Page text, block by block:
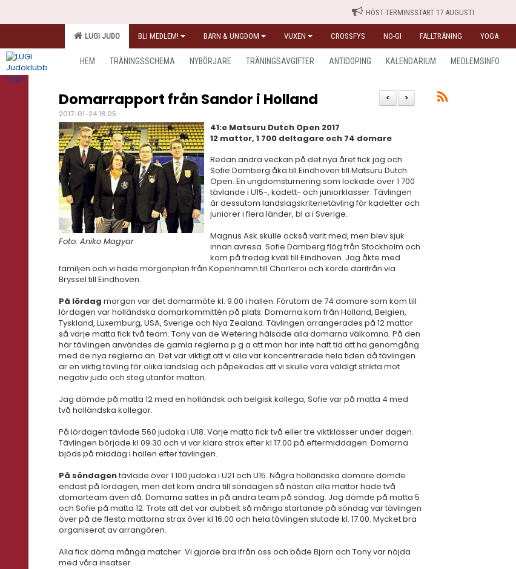
HÖST-TERMINSSTART 17 AUGUSTI
LUGI JUDO BLI MEDLEM! BARN & UNGDOM VUXEN CROSSFYS NO-GI FALLTRÄNING YOGA
HEM TRÄNINGSSCHEMA NYBÖRJARE TRÄNINGSAVGIFTER ANTIDOPING KALENDARIUM MEDLEMSINFO
>
<
Domarrapport från Sandor i Holland
2017-01-24 16:05
Foto: Aniko Magyar
41:e Matsuru Dutch Open 2017
12 mattor, 1 700 deltagare och 74 domare
Redan andra veckan på det nya året fick jag och
Sofie Damberg åka till Eindhoven till Matsuru Dutch
Open. En ungdomsturnering som lockade över 1 700
tävlande i U15-, kadett- och juniorklasser. Tävlingen
är dessutom landslagskriterietävling för kadetter och
juniorer i flera länder, bl a i Sverige.
Magnus Ask skulle också varit med, men blev sjuk
innan avresa. Sofie Damberg flög från Stockholm och
kom på fredag kväll till Eindhoven. Jag åkte med
familjen och vi hade morgonplan från Köpenhamn till Charleroi och körde därifrån via
Bryssel till Eindhoven.
På lördag morgon var det domarmöte kl. 9.00 i hallen. Förutom de 74 domare som kom till
lördagen var holländska domarkommittén på plats. Domarna kom från Holland, Belgien,
Tyskland, Luxemburg, USA, Sverige och Nya Zealand. Tävlingen arrangerades på 12 mattor
så varje matta fick två team. Tony van de Wetering hälsade alla domarna välkomna. På den
här tävlingen användes de gamla reglerna p g a att man har inte haft tid att ha genomgång
med de nya reglerna än. Det var viktigt att vi alla var koncentrerade hela tiden då tävlingen
är en viktig tävling för olika landslag och påpekades att vi skulle vara väldigt strikta mot
negativ judo och steg utanför mattan.
Jag dömde på matta 12 med en holländsk och belgisk kollega, Sofie var på matta 4 med
två holländska kollegor.
På lördagen tävlade 560 judoka i U18. Varje matta fick två eller tre viktklasser under dagen.
Tävlingen började kl 09.30 och vi var klara strax efter kl 17.00 på eftermiddagen. Domarna
bjöds på middag i hallen efter tävlingen.
På söndagentävlade över 1 100 judoka i U21 och U15. Några holländska domare dömde
endast på lördagen, men det kom andra till söndagen så nästan alla mattor hade två
domarteam även då. Domarna sattes in på andra team på söndag. Jag dömde på matta 5
och Sofie på matta 12. Trots att det var dubbelt så många startande på söndag var tävlingen
över på de flesta mattorna strax över kl 16.00 och hela tävlingen slutade kl. 17.00. Mycket bra
organiserat av arrangören.
Alla fick döma många matcher. Vi gjorde bra ifrån oss och både Bjorn och Tony var nöjda
med våra insatser.